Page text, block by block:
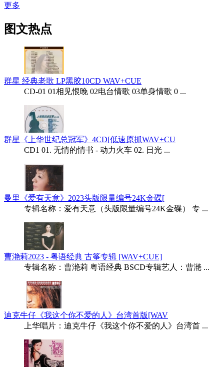
更多
图文热点
群星 经典老歌 LP黑胶10CD WAV+CUE
CD-01 01相见恨晚 02电台情歌 03单身情歌 0 ...
群星《上华世纪总冠军》4CD[低速原抓WAV+CU
CD1 01. 无情的情书 - 动力火车 02. 日光 ...
曼里《爱有天意》2023头版限量编号24K金碟[
专辑名称：爱有天意（头版限量编号24K金碟） 专 ...
曹滟莉2023 - 粤语经典 古筝专辑 [WAV+CUE]
专辑名称：曹滟莉 粤语经典 BSCD专辑艺人：曹滟 ...
迪克牛仔《我这个你不爱的人》台湾首版[WAV
上华唱片：迪克牛仔《我这个你不爱的人》台湾首 ...